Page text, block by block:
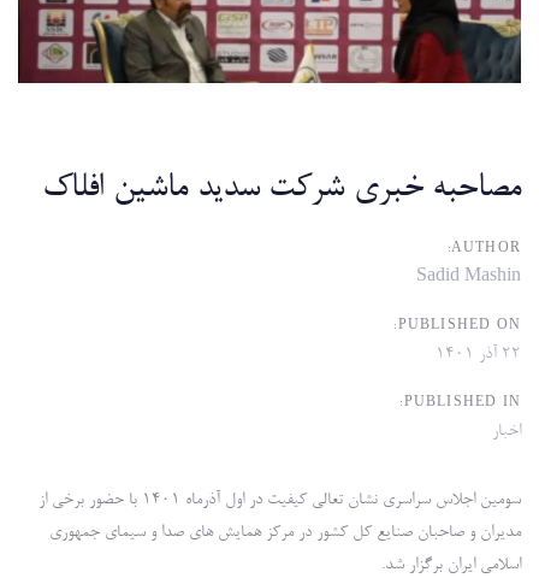
مصاحبه خبری شرکت سدید ماشین افلاک
AUTHOR:
Sadid Mashin
PUBLISHED ON:
۲۲ آذر ۱۴۰۱
PUBLISHED IN:
اخبار
سومین اجلاس سراسری نشان تعالی کیفیت در اول آذرماه ۱۴۰۱ با حضور برخی از
مدیران و صاحبان صنایع کل کشور در مرکز همایش های صدا و سیمای جمهوری
اسلامی ایران برگزار شد.